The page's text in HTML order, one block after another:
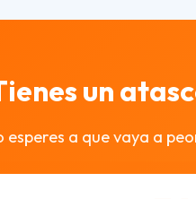
un
esperes a que vaya a